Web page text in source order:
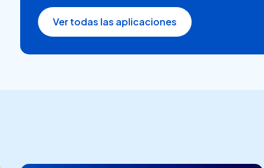
Ver todas las aplicaciones